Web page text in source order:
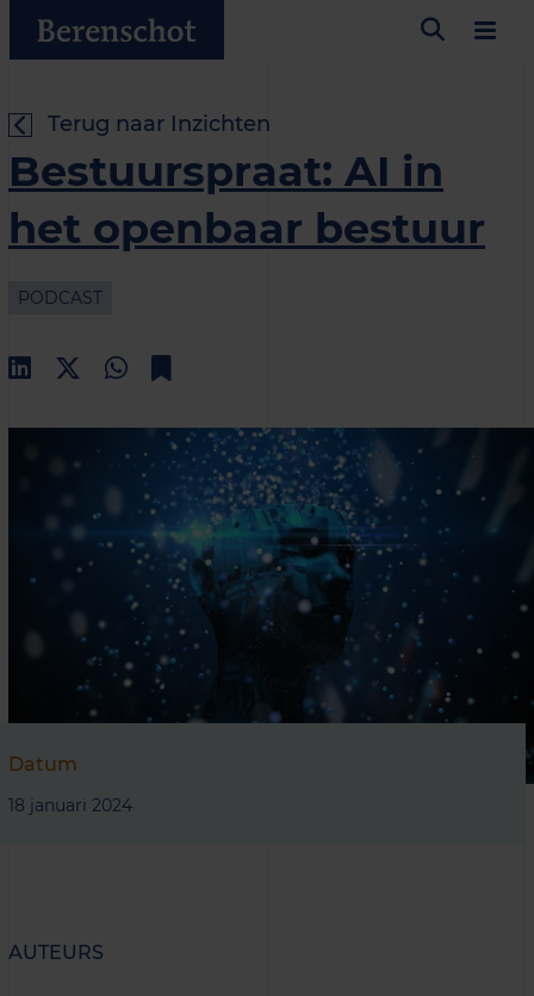
Terug naar Inzichten
Bestuurspraat: AI in
het openbaar bestuur
PODCAST
Datum
18 januari 2024
AUTEURS